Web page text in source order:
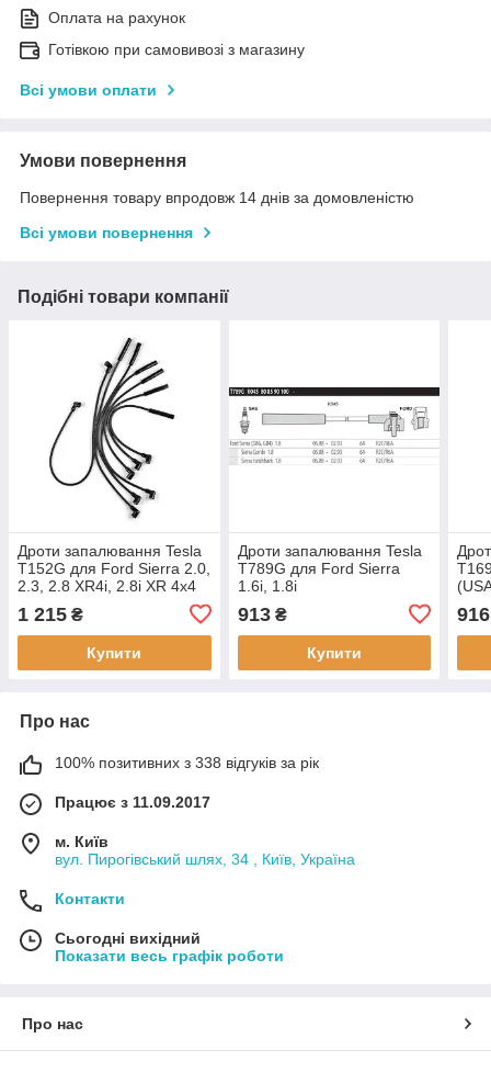
Оплата на рахунок
Готівкою при самовивозі з магазину
Всі умови оплати
Умови повернення
Повернення товару впродовж 14 днів за домовленістю
Всі умови повернення
Подібні товари компанії
Дроти запалювання Tesla
T152G для Ford Sierra 2.0,
2.3, 2.8 XR4i, 2.8i XR 4x4
1 215 ₴
Купити
Дроти запалювання Tesla
T789G для Ford Sierra
1.6i, 1.8i
913₴
Купити
916
Про нас
100% позитивних з 338 відгуків за рік
Працює з 11.09.2017
м. Київ
вул. Пирогівський шлях, 34 , Київ, Україна
Контакти
Сьогодні вихідний
Показати весь графік роботи
Про нас